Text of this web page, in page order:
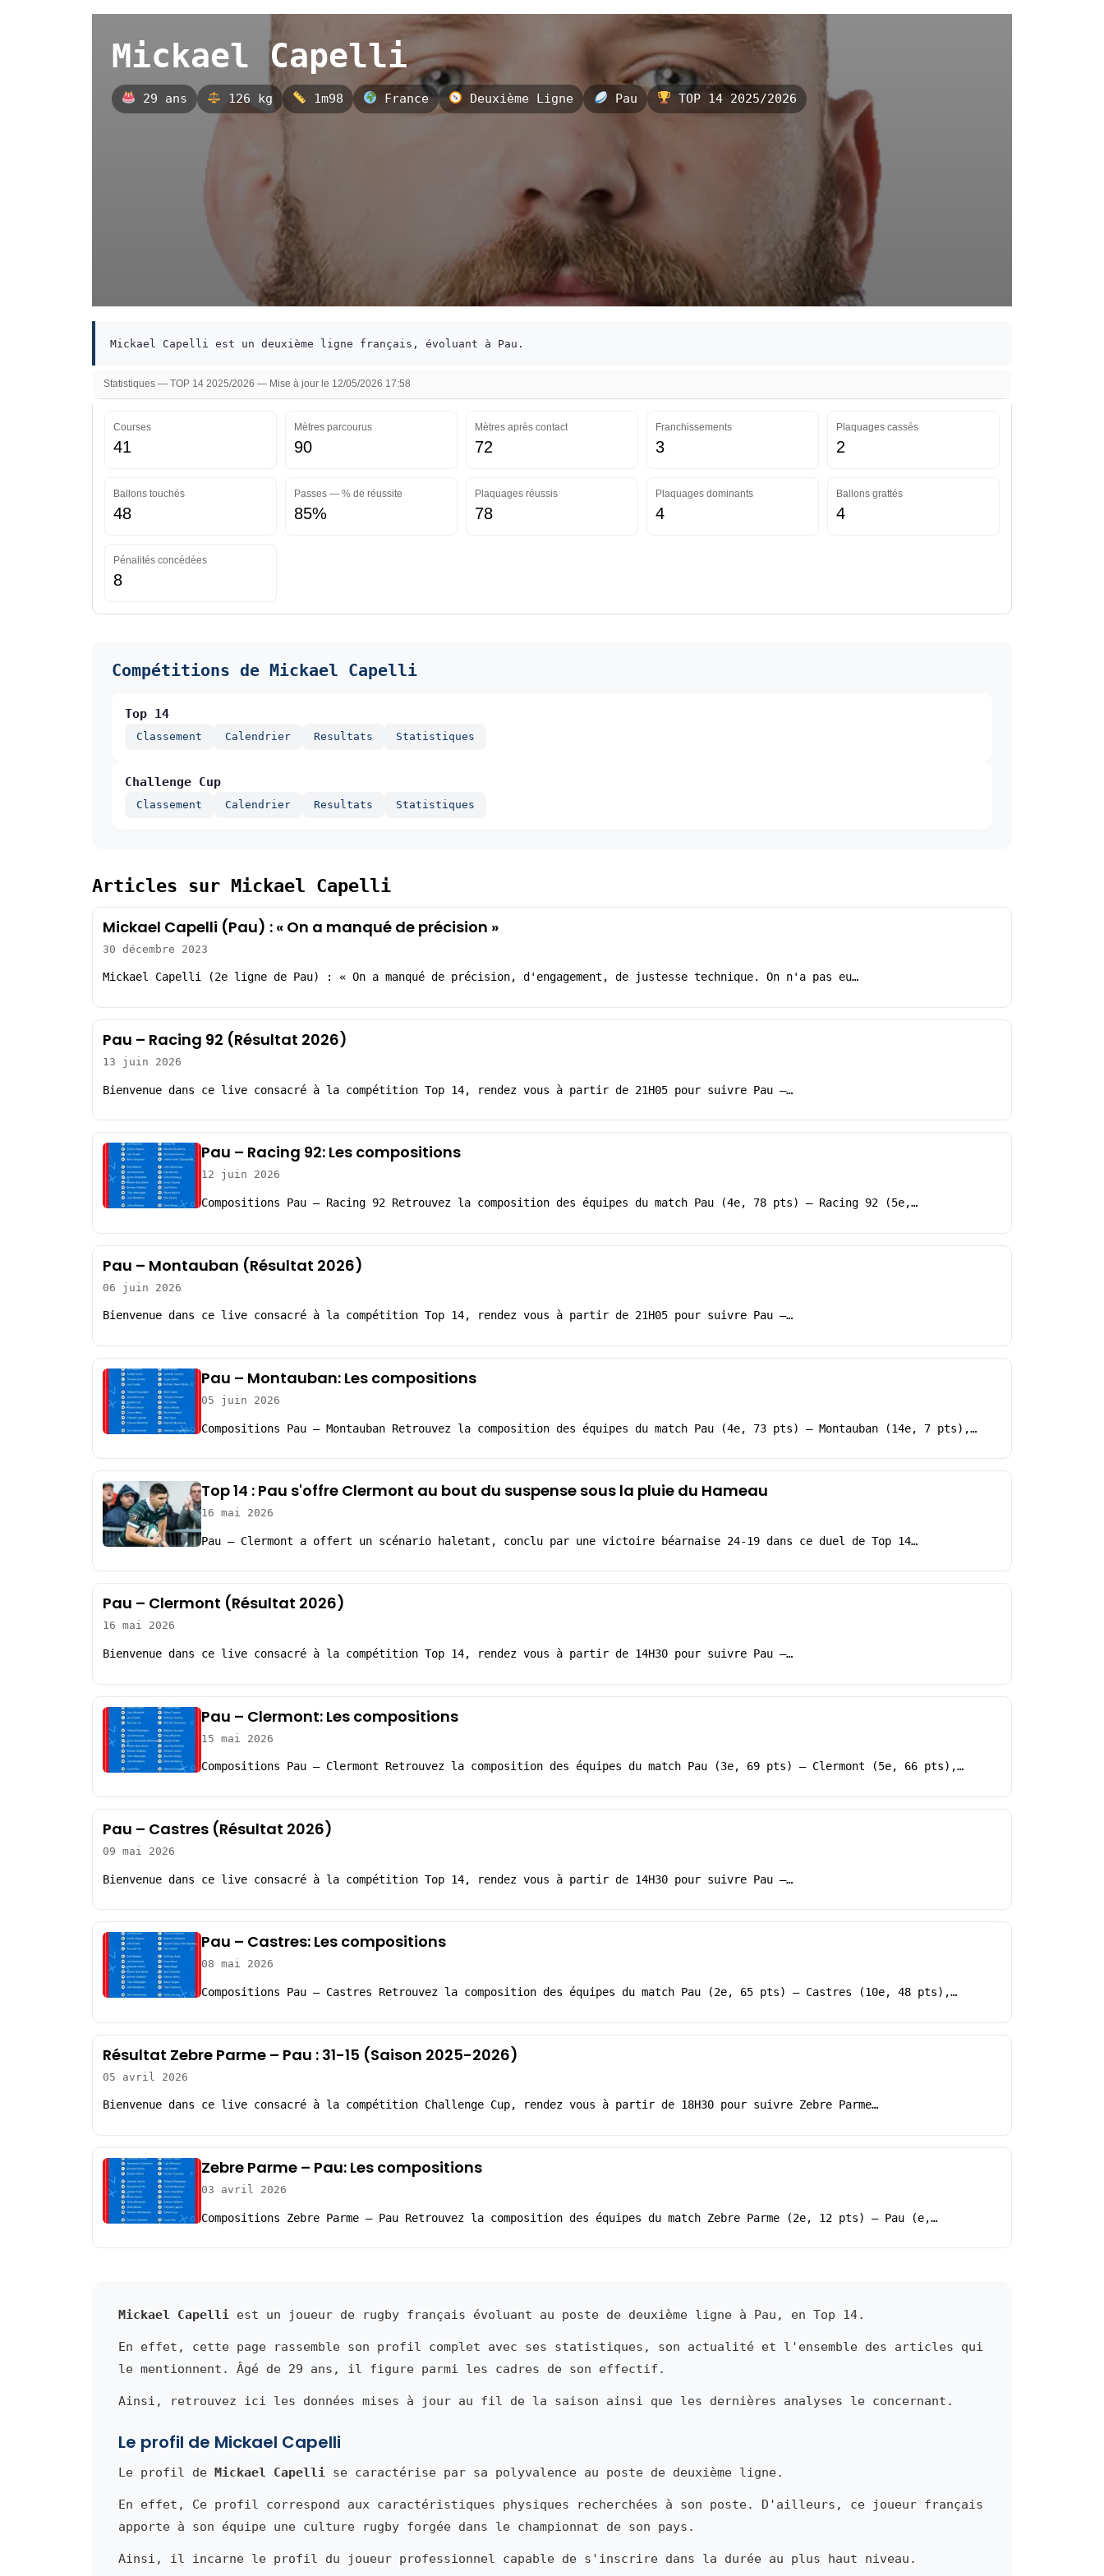
Mickael Capelli
29 ans 126 kg 1m98 France Deuxième Ligne Pau TOP 14 2025/2026
Mickael Capelli est un deuxième ligne français, évoluant à Pau.
Statistiques — TOP 14 2025/2026 — Mise à jour le 12/05/2026 17:58
Courses
41
Mètres parcourus
90
Mètres après contact
72
Franchissements
3
Plaquages cassés
2
Ballons touchés
48
Passes — % de réussite
85%
Plaquages réussis
78
Plaquages dominants
4
Ballons grattés
4
Pénalités concédées
8
Compétitions de Mickael Capelli
Top 14
Classement Calendrier Resultats Statistiques
Challenge Cup
Classement Calendrier Resultats Statistiques
Articles sur Mickael Capelli
Mickael Capelli (Pau) : « On a manqué de précision »
30 décembre 2023
Mickael Capelli (2e ligne de Pau) : « On a manqué de précision, d'engagement, de justesse technique. On n'a pas eu…
Pau – Racing 92 (Résultat 2026)
13 juin 2026
Bienvenue dans ce live consacré à la compétition Top 14, rendez vous à partir de 21H05 pour suivre Pau –…
Pau – Racing 92: Les compositions
12 juin 2026
Compositions Pau – Racing 92 Retrouvez la composition des équipes du match Pau (4e, 78 pts) – Racing 92 (5e,…
Pau – Montauban (Résultat 2026)
06 juin 2026
Bienvenue dans ce live consacré à la compétition Top 14, rendez vous à partir de 21H05 pour suivre Pau –…
Pau – Montauban: Les compositions
05 juin 2026
Compositions Pau – Montauban Retrouvez la composition des équipes du match Pau (4e, 73 pts) – Montauban (14e, 7 pts),…
Top 14 : Pau s'offre Clermont au bout du suspense sous la pluie du Hameau
16 mai 2026
Pau – Clermont a offert un scénario haletant, conclu par une victoire béarnaise 24-19 dans ce duel de Top 14…
Pau – Clermont (Résultat 2026)
16 mai 2026
Bienvenue dans ce live consacré à la compétition Top 14, rendez vous à partir de 14H30 pour suivre Pau –…
Pau – Clermont: Les compositions
15 mai 2026
Compositions Pau – Clermont Retrouvez la composition des équipes du match Pau (3e, 69 pts) – Clermont (5e, 66 pts),…
Pau – Castres (Résultat 2026)
09 mai 2026
Bienvenue dans ce live consacré à la compétition Top 14, rendez vous à partir de 14H30 pour suivre Pau –…
Pau – Castres: Les compositions
08 mai 2026
Compositions Pau – Castres Retrouvez la composition des équipes du match Pau (2e, 65 pts) – Castres (10e, 48 pts),…
Résultat Zebre Parme – Pau : 31-15 (Saison 2025-2026)
05 avril 2026
Bienvenue dans ce live consacré à la compétition Challenge Cup, rendez vous à partir de 18H30 pour suivre Zebre Parme…
Zebre Parme – Pau: Les compositions
03 avril 2026
Compositions Zebre Parme – Pau Retrouvez la composition des équipes du match Zebre Parme (2e, 12 pts) – Pau (e,…
Mickael Capelli est un joueur de rugby français évoluant au poste de deuxième ligne à Pau, en Top 14.
En effet, cette page rassemble son profil complet avec ses statistiques, son actualité et l'ensemble des articles qui
le mentionnent. Âgé de 29 ans, il figure parmi les cadres de son effectif.
Ainsi, retrouvez ici les données mises à jour au fil de la saison ainsi que les dernières analyses le concernant.
Le profil de Mickael Capelli
Le profil de Mickael Capelli se caractérise par sa polyvalence au poste de deuxième ligne.
En effet, Ce profil correspond aux caractéristiques physiques recherchées à son poste. D'ailleurs, ce joueur français
apporte à son équipe une culture rugby forgée dans le championnat de son pays.
Ainsi, il incarne le profil du joueur professionnel capable de s'inscrire dans la durée au plus haut niveau.